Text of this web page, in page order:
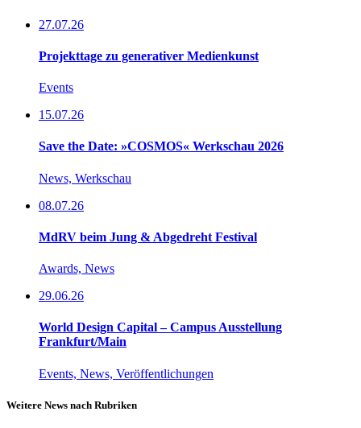
27.07.26
Projekttage zu generativer Medienkunst
Events
15.07.26
Save the Date: »COSMOS« Werkschau 2026
News, Werkschau
08.07.26
MdRV beim Jung & Abgedreht Festival
Awards, News
29.06.26
World Design Capital – Campus Ausstellung
Frankfurt/Main
Events, News, Veröffentlichungen
Weitere News nach Rubriken